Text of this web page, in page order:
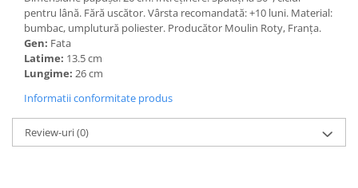
pentru lână. Fără uscător. Vârsta recomandată: +10 luni. Material:
bumbac, umplutură poliester. Producător Moulin Roty, Franța.
Gen: Fata
Latime: 13.5 cm
Lungime: 26 cm
Informatii conformitate produs
Review-uri(0)